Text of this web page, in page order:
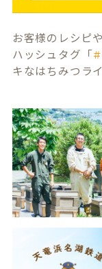
お客様のレシピ
ハッシュタグ「
キなはちみつラ